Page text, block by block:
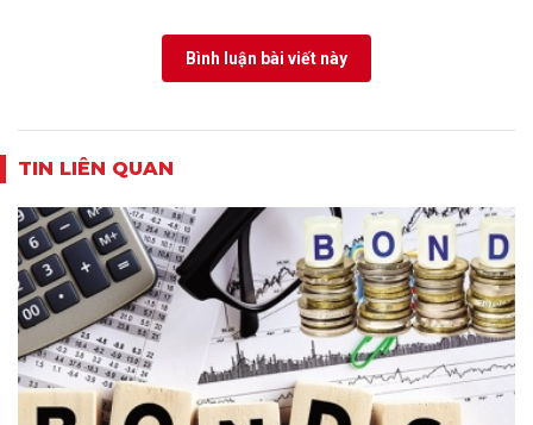
Bình luận bài viết này
TIN LIÊN QUAN